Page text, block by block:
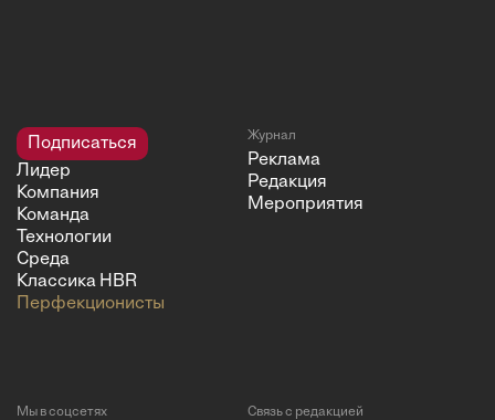
Подписаться
Лидер
Компания
Команда
Технологии
Среда
Классика HBR
Перфекционисты
Журнал
Реклама
Редакция
Мероприятия
Мы в соцсетях Связь с редакцией